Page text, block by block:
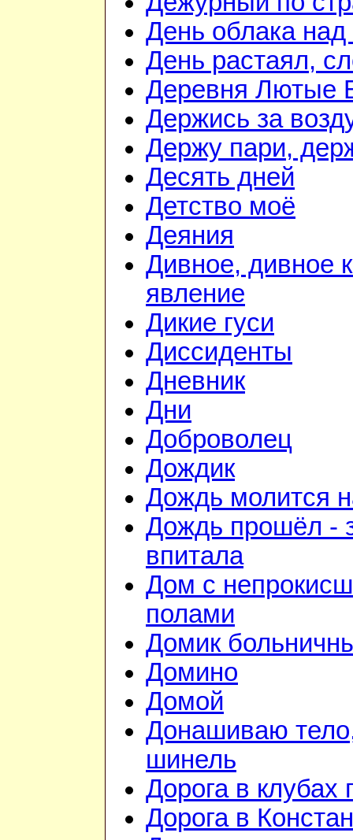
День облака
День растаял,
Деревня Лютые
Держись за
Держу пари,
Десять дней
Детство моё
Деяния
Дивное, дивное
явление
Дикие гуси
Диссиденты
Дневник
Дни
Доброволец
Дождик
Дождь молится
Дождь прошёл -
впитала
Дом с
полами
Домик
Домино
Домой
Донашиваю
шинель
Дорога в клубах
Дорога в